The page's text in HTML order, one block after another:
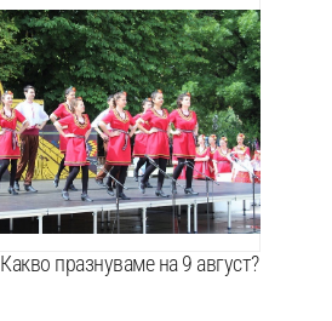
Какво празнуваме на 9 август?